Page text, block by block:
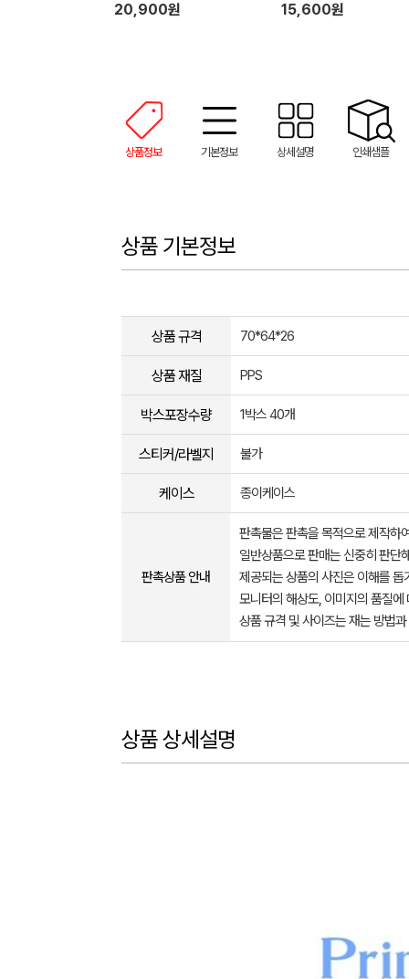
20,900원 15,600원
상품정보 기본정보 상세설명 인쇄샘플
상품 기본정보
상품 규격 70*64*26
상품 재질 PPS
박스포장수량 1박스 40개
스티커/라벨지 불가
케이스 종이케이스
판촉상품 안내
판촉물은 판촉을 목적으로 제작하
일반상품으로 판매는 신중히 판단
제공되는 상품의 사진은 이해를
모니터의 해상도, 이미지의 품질
상품 규격 및 사이즈는 재는 방법
상품 상세설명